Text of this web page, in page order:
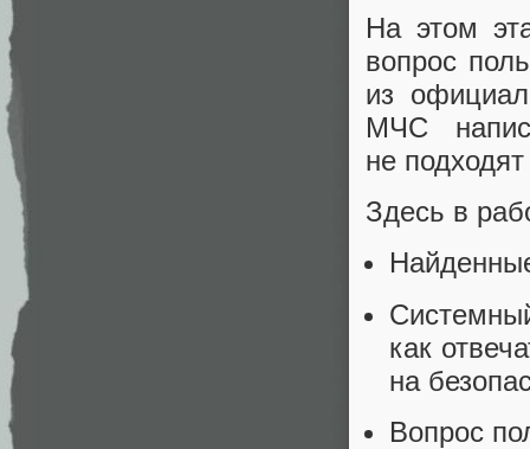
На этом
вопрос
из
МЧС
не
Здесь в
как
на
Вопрос